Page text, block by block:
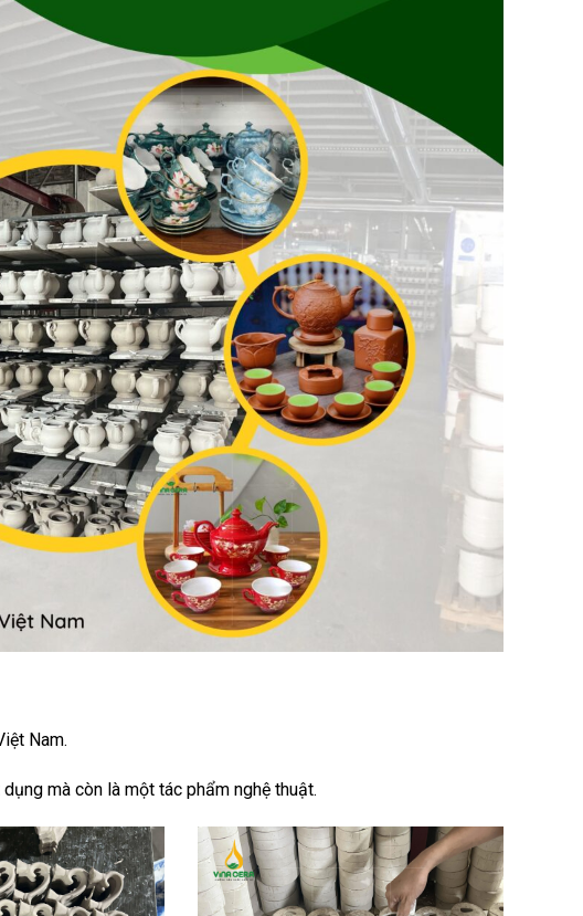
Nam.
mà còn là một tác phẩm nghệ thuật.